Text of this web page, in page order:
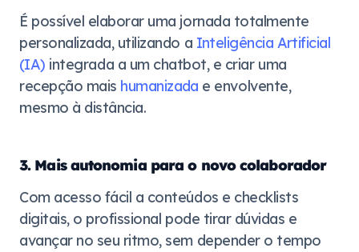
É possível elaborar uma jornada totalmente
personalizada, utilizando a Inteligência Artificial
(IA) integrada a um chatbot, e criar uma
recepção mais humanizada e envolvente,
mesmo à distância.
3. Mais autonomia para o novo colaborador
Com acesso fácil a conteúdos e checklists
digitais, o profissional pode tirar dúvidas e
avançar no seu ritmo, sem depender o tempo